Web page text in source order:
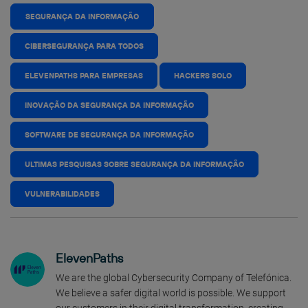
SEGURANÇA DA INFORMAÇÃO
CIBERSEGURANÇA PARA TODOS
ELEVENPATHS PARA EMPRESAS HACKERS SOLO
INOVAÇÃO DA SEGURANÇA DA INFORMAÇÃO
SOFTWARE DE SEGURANÇA DA INFORMAÇÃO
ULTIMAS PESQUISAS SOBRE SEGURANÇA DA INFORMAÇÃO
VULNERABILIDADES
ElevenPaths
We are the global Cybersecurity Company of Telefónica.
We believe a safer digital world is possible. We support